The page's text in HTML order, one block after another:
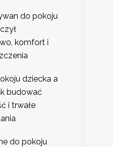
do pokoju
komfort i
dziecka a
budować
i trwałe
do pokoju